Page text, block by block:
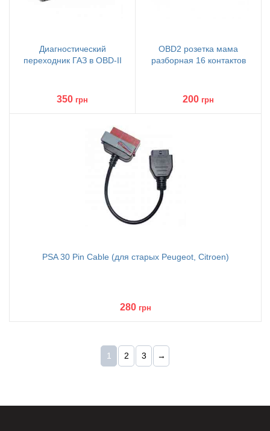
Диагностический
переходник ГАЗ в OBD-II
350 грн
OBD2 розетка мама
разборная 16 контактов
200 грн
PSA 30 Pin Cable (для старых Peugeot, Citroen)
280 грн
1 2 3 →